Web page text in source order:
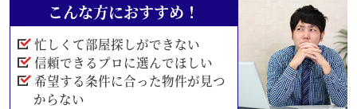
こんな方におすすめ！
忙しくて部屋探しができない
信頼できるプロに選んでほしい
希望する条件に合った物件が見つ
からない